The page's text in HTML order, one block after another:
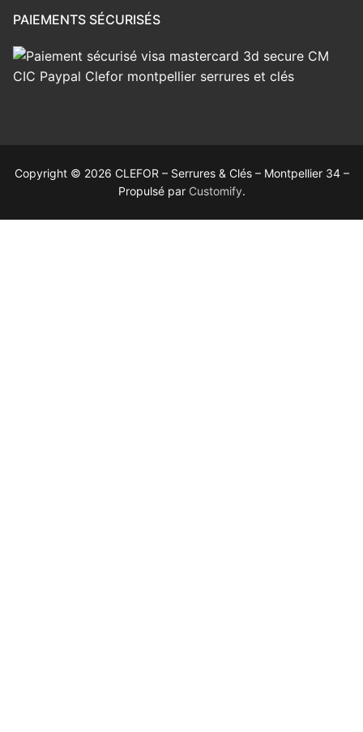
PAIEMENTS SÉCURISÉS
Copyright © 2026 CLEFOR – Serrures & Clés – Montpellier 34 –
Propulsé par Customify.